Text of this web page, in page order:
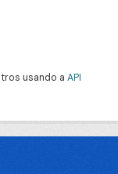
usando a API